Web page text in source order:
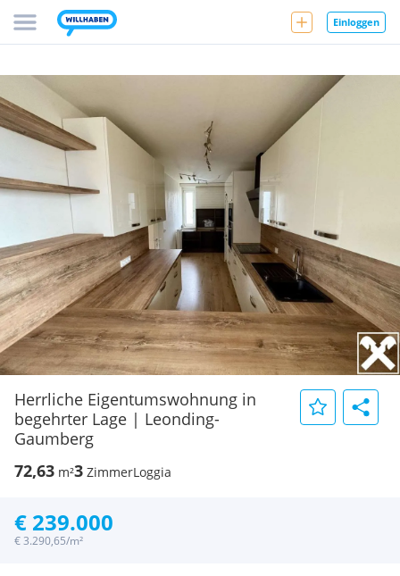
Einloggen
Herrliche Eigentumswohnung in
begehrter Lage | Leonding-
Gaumberg
72,63 m²3 ZimmerLoggia
€ 239.000
€ 3.290,65/m²